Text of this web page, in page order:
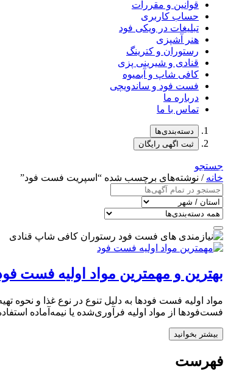
قوانین و مقررات
حساب کاربری
تبلیغات در ویکی فود
هنر آشپزی
رستوران و کترینگ
قنادی و شیرینی پزی
کافی شاپ و آبمیوه
فست فود و ساندویچی
درباره ما
تماس با ما
دسته‌بندی‌ها
ثبت اگهی رایگان
جستجو
خانه / نوشته‌های برچسب شده “اسپریت فست فود”
بهترین و مهمترین مواد اولیه فست
مواد اولیه فست فودها به دلیل تنوع در نوع غذا و نحوه
فست‌فودها از مواد اولیه فرآوری‌شده یا نیمه‌آماده
بیشتر بخوانید
فهرست